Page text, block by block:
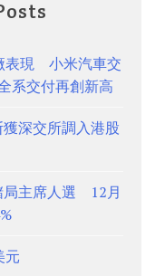
表現 小米汽車交
系交付再創新高
深交所調入港股
局主席人選 12月
元